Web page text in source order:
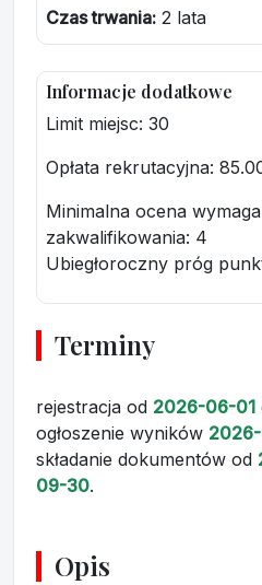
Czas trwania: 2 lata
Informacje dodatkowe
Limit miejsc: 30
Opłata rekrutacyjna:
Minimalna ocena
zakwalifikowania: 4
Ubiegłoroczny próg
Terminy
rejestracja od 2026-06-01
ogłoszenie wyników
składanie dokumentów od
09-30.
Opis